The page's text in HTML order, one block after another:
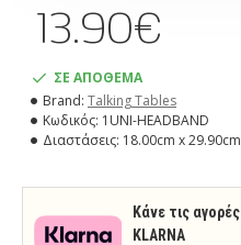
ΣΕ ΑΠΟΘΕΜΑ
Brand: Talking Tables
Κωδικός: 1UNI-HEADBAND
Διαστάσεις: 18.00cm x
13.90€
Κάνε τις
KLARNA